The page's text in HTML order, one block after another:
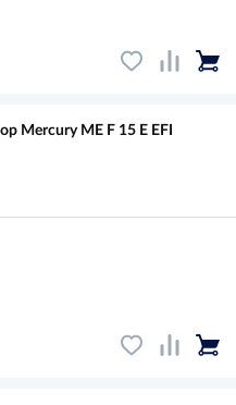
Mercury ME F 15 E EFI